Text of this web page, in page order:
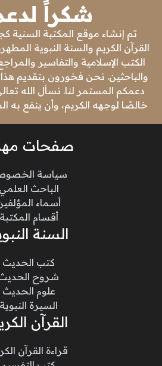
شكراً
تم إنشاء موقع المكتبة السنية
القرآن الكريم والسنة النبوية
الكتب الإسلامية والتفاسير
والباحثين. نحن فخورون بتقديم
دعمكم المستمر لنا. نسأل الله
خالصًا لوجهه الكريم، وأن ينفع
صفحات
سياسة
الباحث العلمي
أسماء
أقسام المكتبة
السنة
كتب الحديث
شروح
علوم الحديث
السيرة النبوية
القرآن
قراءة القرآن